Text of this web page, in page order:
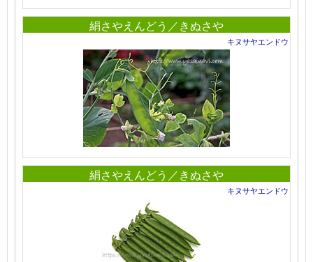
絹さやえんどう／きぬさや
キヌサヤエンドウ
絹さやえんどう／きぬさや
キヌサヤエンドウ